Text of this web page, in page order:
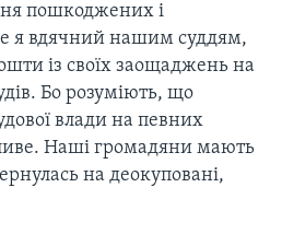
пошкоджених і
я вдячний нашим суддям,
із своїх заощаджень на
Бо розуміють, що
влади на певних
Наші громадяни мають
на деокуповані,